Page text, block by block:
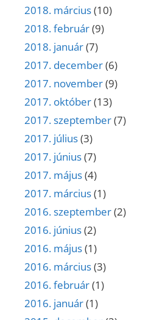
2018. március(10)
2018. február(9)
2018. január(7)
2017. december(6)
2017. november(9)
2017. október(13)
2017. szeptember(7)
2017. július(3)
2017. június(7)
2017. május(4)
2017. március(1)
2016. szeptember(2)
2016. június(2)
2016. május(1)
2016. március(3)
2016. február(1)
2016. január(1)